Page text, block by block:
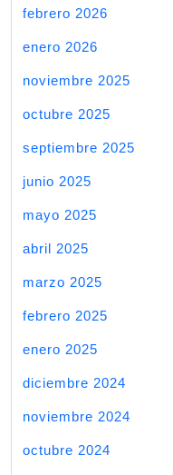
febrero 2026
enero 2026
noviembre 2025
octubre 2025
septiembre 2025
junio 2025
mayo 2025
abril 2025
marzo 2025
febrero 2025
enero 2025
diciembre 2024
noviembre 2024
octubre 2024